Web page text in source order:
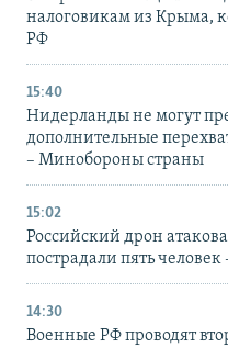
налоговикам из Крыма,
РФ
15:40
Нидерланды не могут
дополнительные
– Минобороны страны
15:02
Российский дрон
пострадали пять
14:30
Военные РФ проводят